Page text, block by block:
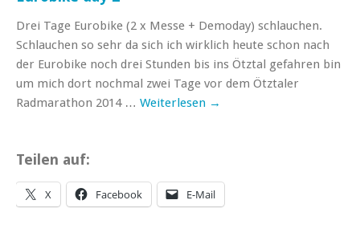
Drei Tage Eurobike (2 x Messe + Demoday) schlauchen.
Schlauchen so sehr da sich ich wirklich heute schon nach
der Eurobike noch drei Stunden bis ins Ötztal gefahren bin
um mich dort nochmal zwei Tage vor dem Ötztaler
Radmarathon 2014 … Weiterlesen →
Teilen auf:
X Facebook E-Mail